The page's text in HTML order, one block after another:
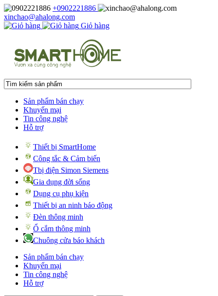
+0902221886
xinchao@ahalong.com
Giỏ hàng
Sản phẩm bán chạy
Khuyến mại
Tin công nghệ
Hỗ trợ
Thiết bị SmartHome
Công tắc & Cảm biến
Tbị điện Simon Siemens
Gia dụng đời sống
Dụng cụ phụ kiện
Thiết bị an ninh báo động
Đèn thông minh
Ổ cắm thông minh
Chuông cửa báo khách
Sản phẩm bán chạy
Khuyến mại
Tin công nghệ
Hỗ trợ